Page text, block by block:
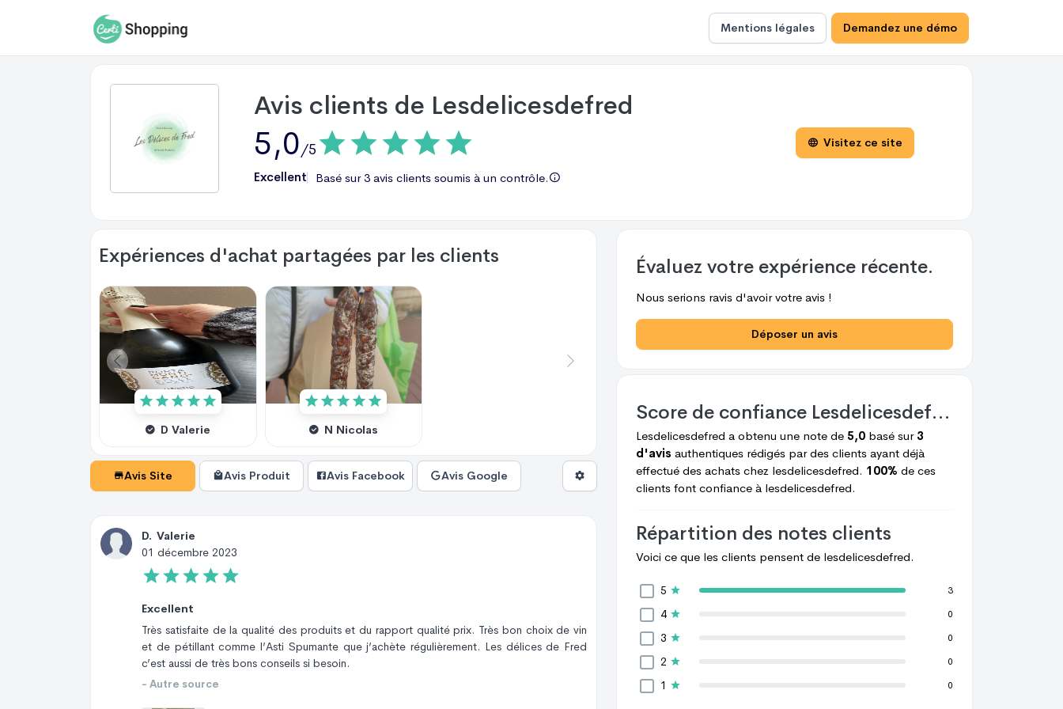
Mentions légales Demandez une démo
Avis clients de Lesdelicesdefred
5,0/5
Excellent Basé sur3 avis clients soumis à un contrôle.
Visitez ce site
Expériences d'achat partagées par les clients
D Valerie N Nicolas
Avis Site Avis Produit Avis Facebook Avis Google
D. Valerie
01 décembre 2023
Excellent
Très satisfaite de la qualité des produits et du rapport qualité prix. Très bon choix de vin
et de pétillant comme l’Asti Spumante que j’achète régulièrement. Les délices de Fred
c’est aussi de très bons conseils si besoin.
- Autre source
Évaluez votre expérience récente.
Nous serions ravis d'avoir votre avis !
Déposer un avis
Score de confiance Lesdelicesdefred
Lesdelicesdefred a obtenu une note de 5,0 basé sur 3
d'avis authentiques rédigés par des clients ayant déjà
effectué des achats chez lesdelicesdefred. 100% de ces
clients font confiance à lesdelicesdefred.
Répartition des notes clients
Voici ce que les clients pensent de lesdelicesdefred.
5 3
4 0
3 0
2 0
1 0